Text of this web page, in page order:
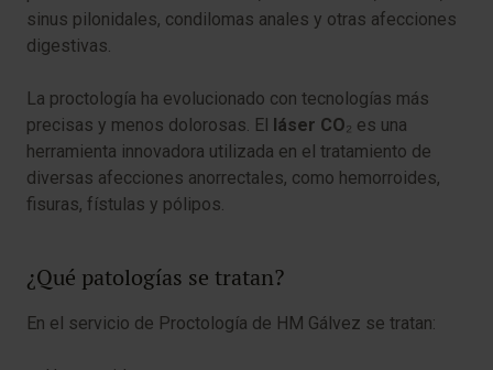
sinus pilonidales, condilomas anales y otras afecciones
digestivas.
La proctología ha evolucionado con tecnologías más
precisas y menos dolorosas. El láser CO₂ es una
herramienta innovadora utilizada en el tratamiento de
diversas afecciones anorrectales, como hemorroides,
fisuras, fístulas y pólipos.
¿Qué patologías se tratan?
En el servicio de Proctología de HM Gálvez se tratan: